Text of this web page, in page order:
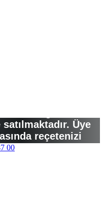
göre
Üye
reçetenizi
00